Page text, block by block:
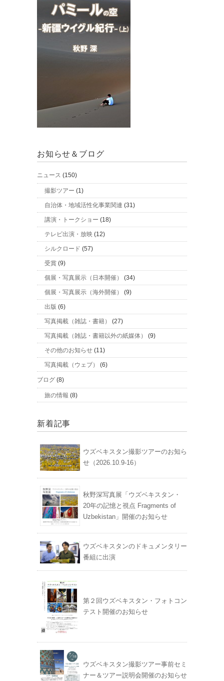
お知らせ＆ブログ
ニュース (150)
撮影ツアー (1)
自治体・地域活性化事業関連 (31)
講演・トークショー (18)
テレビ出演・放映 (12)
シルクロード (57)
受賞 (9)
個展・写真展示（日本開催） (34)
個展・写真展示（海外開催） (9)
出版 (6)
写真掲載（雑誌・書籍） (27)
写真掲載（雑誌・書籍以外の紙媒体） (9)
その他のお知らせ (11)
写真掲載（ウェブ） (6)
ブログ (8)
旅の情報 (8)
新着記事
ウズベキスタン撮影ツアーのお知ら
せ（2026.10.9-16）
秋野深写真展「ウズベキスタン・
20年の記憶と視点 Fragments of
Uzbekistan」開催のお知らせ
ウズベキスタンのドキュメンタリー
番組に出演
第２回ウズベキスタン・フォトコン
テスト開催のお知らせ
ウズベキスタン撮影ツアー事前セミ
ナー＆ツアー説明会開催のお知らせ